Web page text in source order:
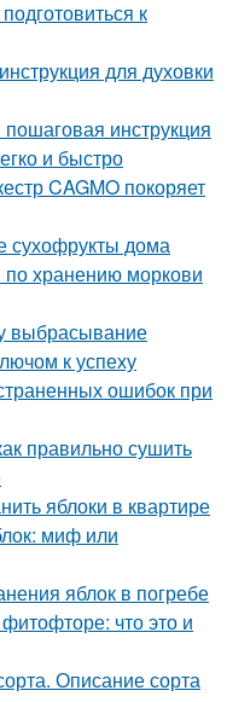
к
для духовки
инструкция
и быстро
CAGMO покоряет
сухофрукты дома
хранению моркови
выбрасывание
к успеху
ошибок при
правильно сушить
яблоки в квартире
миф или
яблок в погребе
что это и
Описание сорта